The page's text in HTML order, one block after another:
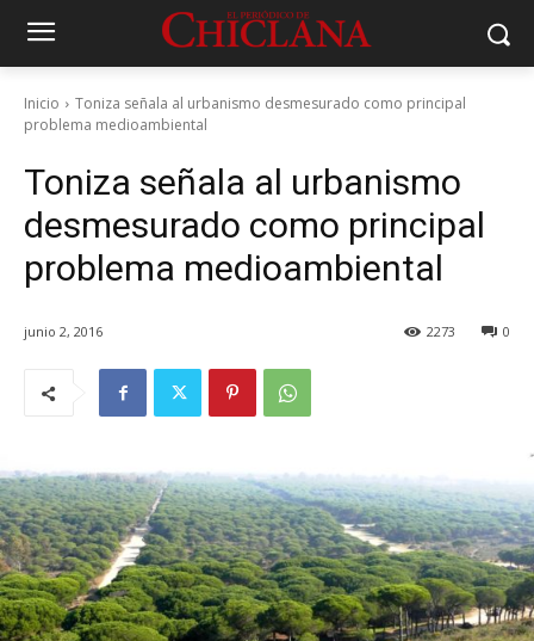
Inicio
Toniza señala al urbanismo desmesurado como principal
problema medioambiental
Toniza señala al urbanismo
desmesurado como principal
problema medioambiental
junio 2, 2016 0
2273